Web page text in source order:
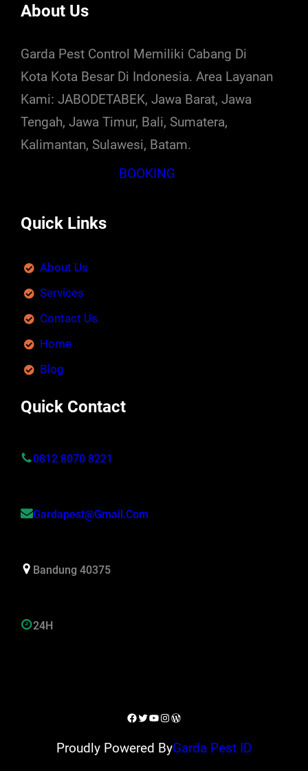
About Us
Garda Pest Control Memiliki Cabang Di
Kota Kota Besar Di Indonesia. Area Layanan
Kami: JABODETABEK, Jawa Barat, Jawa
Tengah, Jawa Timur, Bali, Sumatera,
Kalimantan, Sulawesi, Batam.
BOOKING
Quick Links
About Us
Services
Contact Us
Home
Blog
Quick Contact
0812 8070 8221
Gardapest@gmail.com
Bandung 40375
24H
Facebook
Twitter
YouTube
Instagram
WordPress
Proudly Powered ByGarda Pest ID